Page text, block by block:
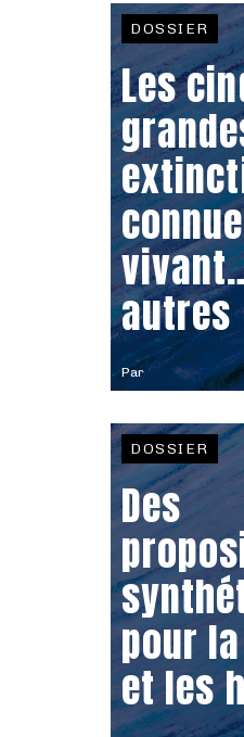
Par
DOSSIER
Les
autres
DOSSIER
Des
pour
et les